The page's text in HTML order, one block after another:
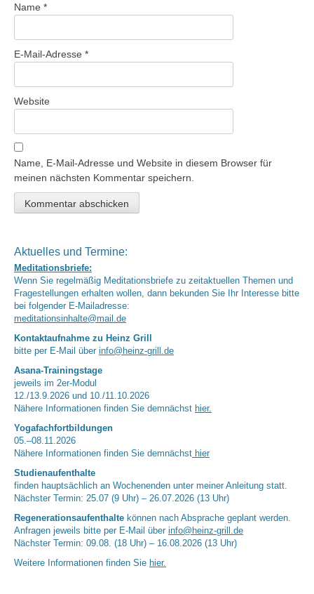
Name *
E-Mail-Adresse *
Website
Name, E-Mail-Adresse und Website in diesem Browser für
meinen nächsten Kommentar speichern.
Aktuelles und Termine:
Meditationsbriefe:
Wenn Sie regelmäßig Meditationsbriefe zu zeitaktuellen Themen und
Fragestellungen erhalten wollen, dann bekunden Sie Ihr Interesse bitte
bei folgender E-Mailadresse:
meditationsinhalte@mail.de
Kontaktaufnahme zu Heinz Grill
bitte per E-Mail über info@heinz-grill.de
Asana-Trainingstage
jeweils im 2er-Modul
12./13.9.2026 und 10./11.10.2026
Nähere Informationen finden Sie demnächst hier.
Yogafachfortbildungen
05.–08.11.2026
Nähere Informationen finden Sie demnächst hier
Studienaufenthalte
finden hauptsächlich an Wochenenden unter meiner Anleitung statt.
Nächster Termin: 25.07 (9 Uhr) – 26.07.2026 (13 Uhr)
Regenerationsaufenthalte können nach Absprache geplant werden.
Anfragen jeweils bitte per E-Mail über info@heinz-grill.de
Nächster Termin: 09.08. (18 Uhr) – 16.08.2026 (13 Uhr)
Weitere Informationen finden Sie hier.